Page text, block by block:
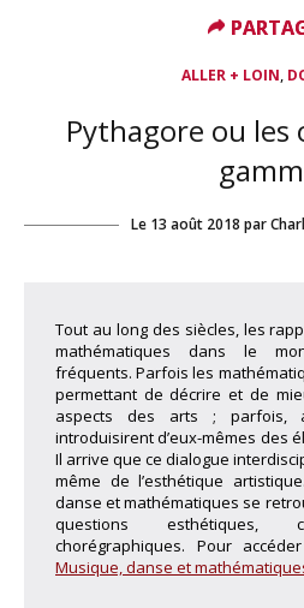
ALLER + LOIN,
Pythagore ou les
Le 13 août 2018 par
Tout au long des siècles, les
mathématiques dans le
fréquents. Parfois les
permettant de décrire et de
aspects des arts ; parfois,
introduisirent d’eux-mêmes des
Il arrive que ce dialogue
même de l’esthétique
danse et mathématiques se
questions esthétiques,
chorégraphiques. Pour
Musique, danse et